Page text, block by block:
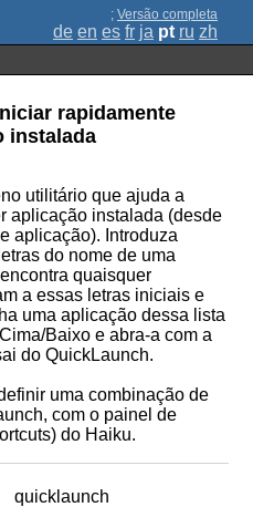
; Versão completa
de en es fr ja pt ru zh
rapidamente
instalada
utilitário que ajuda a
aplicação instalada (desde
aplicação). Introduza
do nome de uma
quaisquer
a essas letras iniciais e
uma aplicação dessa lista
Baixo e abra-a com a
do QuickLaunch.
uma combinação de
com o painel de
do Haiku.
quicklaunch